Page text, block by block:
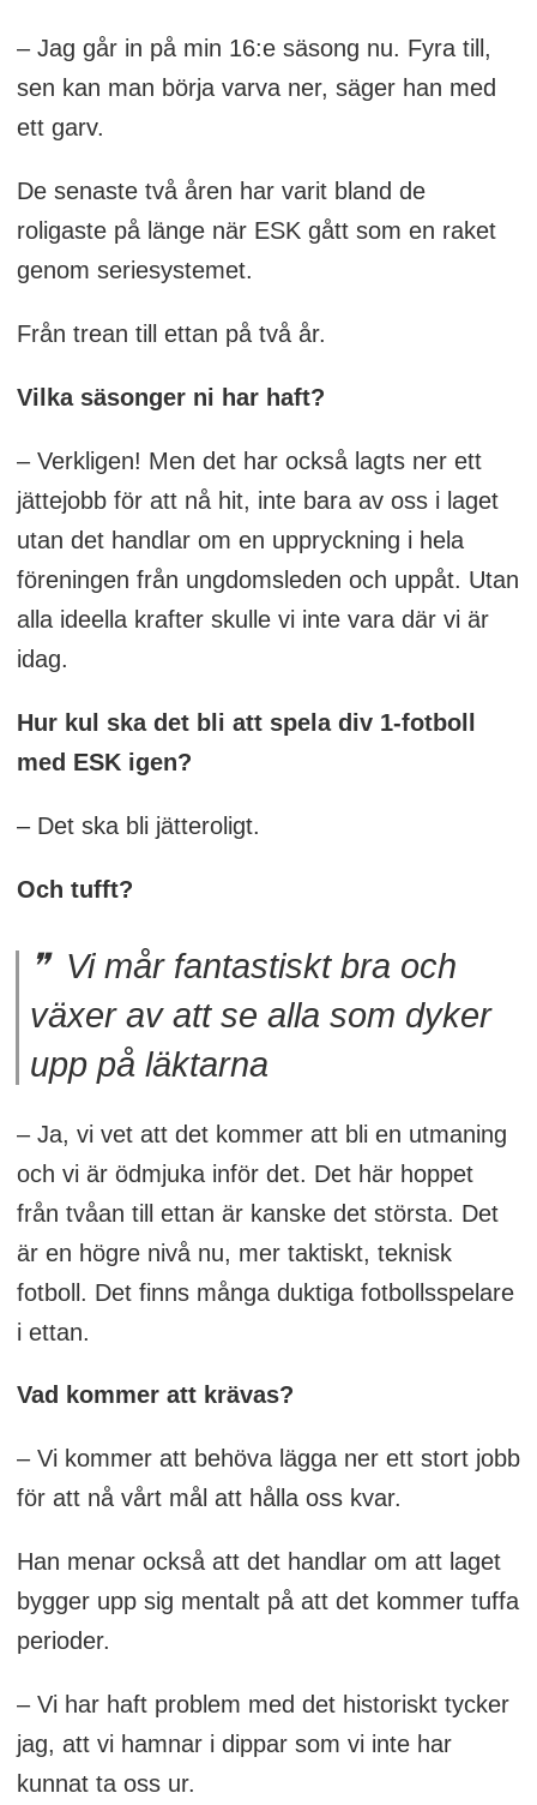
– Jag går in på min 16:e säsong nu. Fyra till,
sen kan man börja varva ner, säger han med
ett garv.
De senaste två åren har varit bland de
roligaste på länge när ESK gått som en raket
genom seriesystemet.
Från trean till ettan på två år.
Vilka säsonger ni har haft?
– Verkligen! Men det har också lagts ner ett
jättejobb för att nå hit, inte bara av oss i laget
utan det handlar om en uppryckning i hela
föreningen från ungdomsleden och uppåt. Utan
alla ideella krafter skulle vi inte vara där vi är
idag.
Hur kul ska det bli att spela div 1-fotboll
med ESK igen?
– Det ska bli jätteroligt.
Och tufft?
Vi mår fantastiskt bra och
växer av att se alla som dyker
upp på läktarna
– Ja, vi vet att det kommer att bli en utmaning
och vi är ödmjuka inför det. Det här hoppet
från tvåan till ettan är kanske det största. Det
är en högre nivå nu, mer taktiskt, teknisk
fotboll. Det finns många duktiga fotbollsspelare
i ettan.
Vad kommer att krävas?
– Vi kommer att behöva lägga ner ett stort jobb
för att nå vårt mål att hålla oss kvar.
Han menar också att det handlar om att laget
bygger upp sig mentalt på att det kommer tuffa
perioder.
– Vi har haft problem med det historiskt tycker
jag, att vi hamnar i dippar som vi inte har
kunnat ta oss ur.